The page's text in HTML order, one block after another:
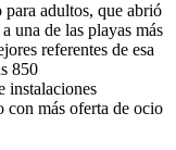
para adultos, que abrió
una de las playas más
referentes de esa
850
instalaciones
más oferta de ocio